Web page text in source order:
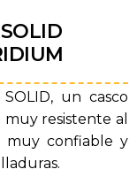
un casco
resistente al
muy confiable y